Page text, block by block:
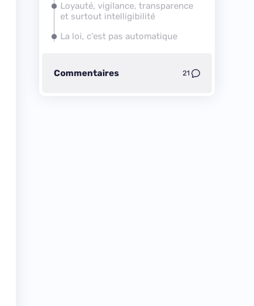
Loyauté, vigilance, transparence
et surtout intelligibilité
La loi, c'est pas automatique
Commentaires 21